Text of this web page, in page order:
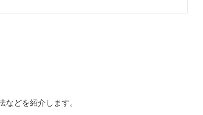
どを紹介します。